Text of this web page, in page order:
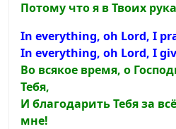
Потому что я в Твоих
In everything, oh Lord, I
In everything, oh Lord, I
Во всякое время, о
Тебя,
И благодарить Тебя за
мне!